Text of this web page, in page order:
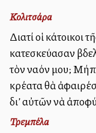
Κολιτσάρα
Διατί οἱ
κατεσκεύασαν
τὸν ναόν μου;
κρέατα θὰ
δι’ αὐτῶν νὰ
Τρεμπέλα